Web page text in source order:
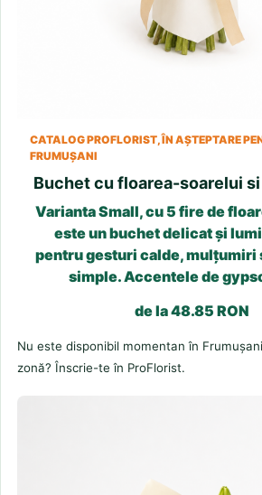
CATALOG PROFLORIST, ÎN AȘTEPTARE
FRUMUȘANI
Buchet cu floarea-soarelui
Varianta Small, cu 5 fire de
este un buchet delicat și
pentru gesturi calde, mulțumiri
simple. Accentele de
de la 48.85 RON
Nu este disponibil momentan în
zonă? Înscrie-te în ProFlorist.